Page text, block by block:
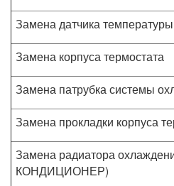
Замена датчика температуры
Замена корпуса термостата
Замена патрубка системы
Замена прокладки корпуса
Замена радиатора
КОНДИЦИОНЕР)